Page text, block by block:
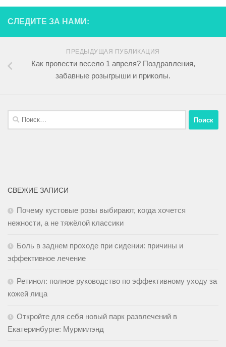
СЛЕДИТЕ ЗА НАМИ:
ПРЕДЫДУЩАЯ ПУБЛИКАЦИЯ
Как провести весело 1 апреля? Поздравления,
забавные розыгрыши и приколы.
СВЕЖИЕ ЗАПИСИ
Почему кустовые розы выбирают, когда хочется
нежности, а не тяжёлой классики
Боль в заднем проходе при сидении: причины и
эффективное лечение
Ретинол: полное руководство по эффективному уходу за
кожей лица
Откройте для себя новый парк развлечений в
Екатеринбурге: Мурмилэнд